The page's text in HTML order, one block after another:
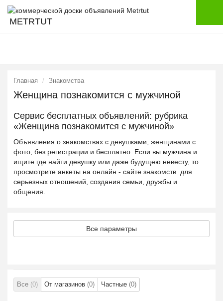
METRTUT
Главная Знакомства
Женщина познакомится с мужчиной
Сервис бесплатных объявлений: рубрика
«Женщина познакомится с мужчиной»
Объявления о знакомствах с девушками, женщинами с
фото, без регистрации и бесплатно. Если вы мужчина и
ищите где найти девушку или даже будущею невесту, то
просмотрите анкеты на онлайн - сайте знакомств для
серьезных отношений, создания семьи, дружбы и
общения.
Все параметры
Все (0) От магазинов (0) Частные (0)